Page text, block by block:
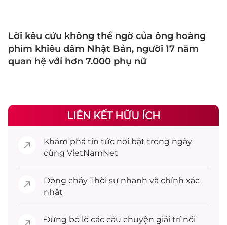
Lời kêu cứu không thể ngờ của ông hoàng
phim khiêu dâm Nhật Bản, người 17 năm
quan hệ với hơn 7.000 phụ nữ
LIÊN KẾT HỮU ÍCH
Khám phá tin tức nổi bật trong ngày
cùng VietNamNet
Dòng chảy Thời sự nhanh và chính xác
nhất
Đừng bỏ lỡ các câu chuyện giải trínổi